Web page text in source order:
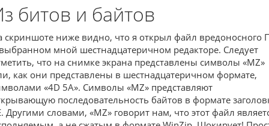
битов и байтов
скриншоте ниже видно, что я открыл файл вредоносного
мной шестнадцатеричном редакторе. Следует
что на снимке экрана представлены символы «MZ»
как они представлены в шестнадцатеричном формате,
«4D 5A». Символы «MZ» представляют
последовательность байтов в формате
Другими словами, «MZ» говорит нам, что этот файл